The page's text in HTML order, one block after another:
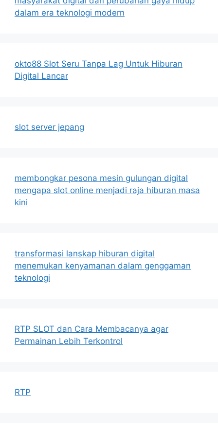
dalam era teknologi modern
okto88 Slot Seru Tanpa Lag Untuk Hiburan
Digital Lancar
slot server jepang
membongkar pesona mesin gulungan digital
mengapa slot online menjadi raja hiburan masa
kini
transformasi lanskap hiburan digital
menemukan kenyamanan dalam genggaman
teknologi
RTP SLOT dan Cara Membacanya agar
Permainan Lebih Terkontrol
RTP